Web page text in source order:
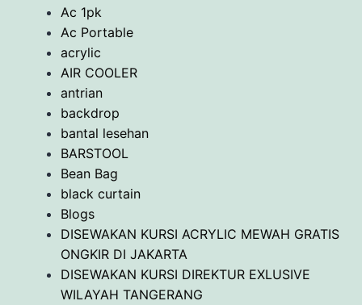
Ac 1pk
Ac Portable
acrylic
AIR COOLER
antrian
backdrop
bantal lesehan
BARSTOOL
Bean Bag
black curtain
Blogs
DISEWAKAN KURSI ACRYLIC MEWAH GRATIS
ONGKIR DI JAKARTA
DISEWAKAN KURSI DIREKTUR EXLUSIVE
WILAYAH TANGERANG